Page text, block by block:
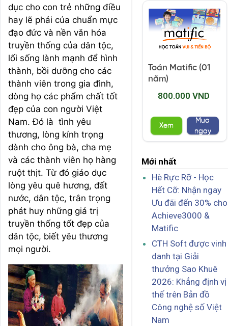
dục cho con trẻ những điều
hay lẽ phải của chuẩn mực
đạo đức và nền văn hóa
truyền thống của dân tộc,
lối sống lành mạnh để hình
thành, bồi dưỡng cho các
thành viên trong gia đình,
dòng họ các phẩm chất tốt
đẹp của con người Việt
Nam. Đó là tình yêu
thương, lòng kính trọng
dành cho ông bà, cha mẹ
và các thành viên họ hàng
ruột thịt. Từ đó giáo dục
lòng yêu quê hương, đất
nước, dân tộc, trân trọng
phát huy những giá trị
truyền thống tốt đẹp của
dân tộc, biết yêu thương
mọi người.
Toán Matific (01
năm)
800.000 VND
Xem
Mua
ngay
Mới nhất
Hè Rực Rỡ - Học
Hết Cỡ: Nhận ngay
Ưu đãi đến 30% cho
Achieve3000 &
Matific
CTH Soft được vinh
danh tại Giải
thưởng Sao Khuê
2026: Khẳng định vị
thế trên Bản đồ
Công nghệ số Việt
Nam